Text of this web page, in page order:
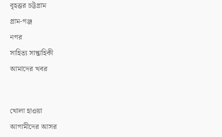
বৃহত্তর চট্টগ্রাম
গ্রাম-গঞ্জ
নগর
সাহিত্য সাপ্তাহিকী
আমাদের খবর
খোলা হাওয়া
আগামীদের আসর